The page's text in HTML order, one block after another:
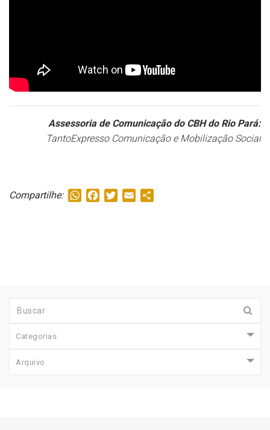
Assessoria de Comunicação do CBH do Rio Pará:
TantoExpresso Comunicação e Mobilização Social
Compartilhe: WhatsApp
FacebookTwitterEmail
Categorias
Arquivo